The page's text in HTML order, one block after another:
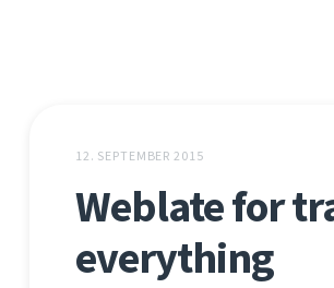
12. SEPTEMBER 2015
Weblate for
everything